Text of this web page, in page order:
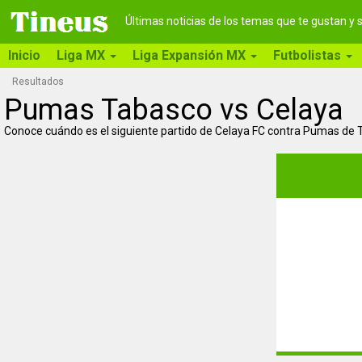
Últimas noticias de los temas que te gustan y
Inicio Liga MX Liga Expansión MX Futbolistas
Resultados
Pumas Tabasco vs Celaya
Conoce cuándo es el siguiente partido de Celaya FC contra Pumas de